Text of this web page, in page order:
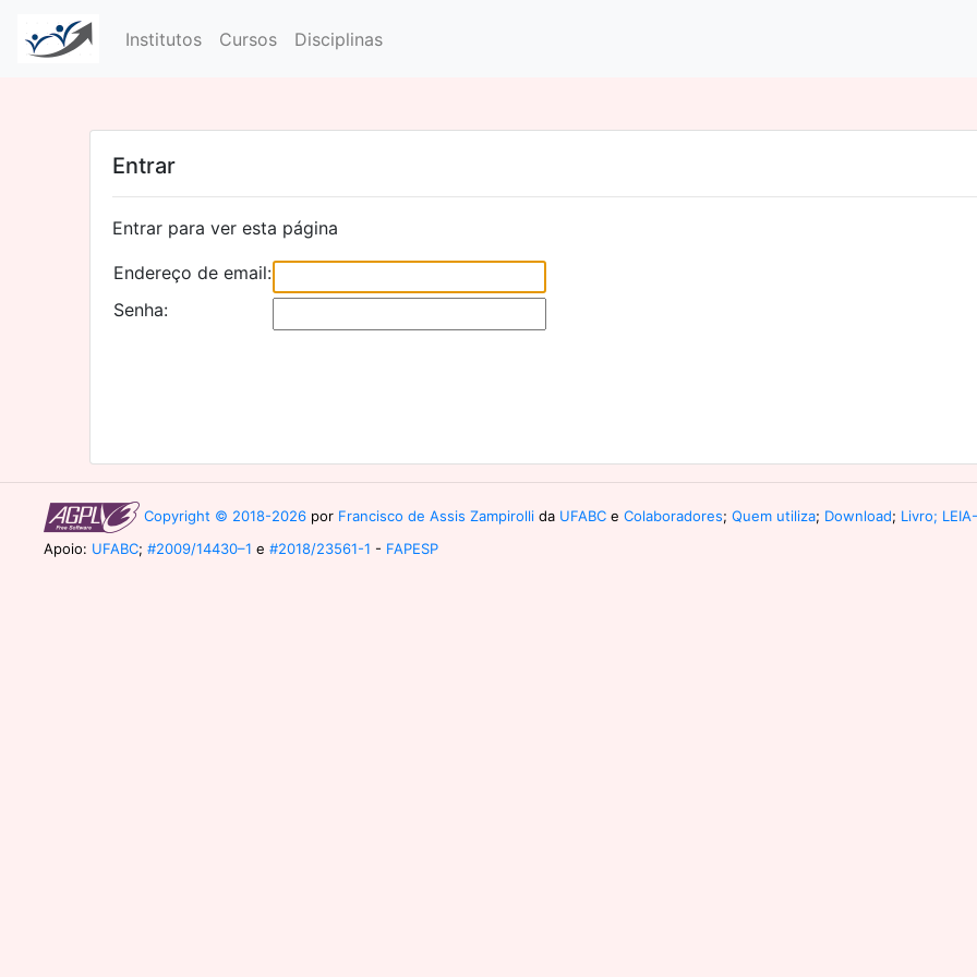
Institutos Cursos Disciplinas
Entrar
Entrar para ver esta página
Endereço de email:
Senha:
Copyright © 2018-2026 por Francisco de Assis Zampirolli da UFABC e Colaboradores; Quem utiliza; Download; Livro;
Apoio: UFABC; #2009/14430–1 e #2018/23561-1 - FAPESP